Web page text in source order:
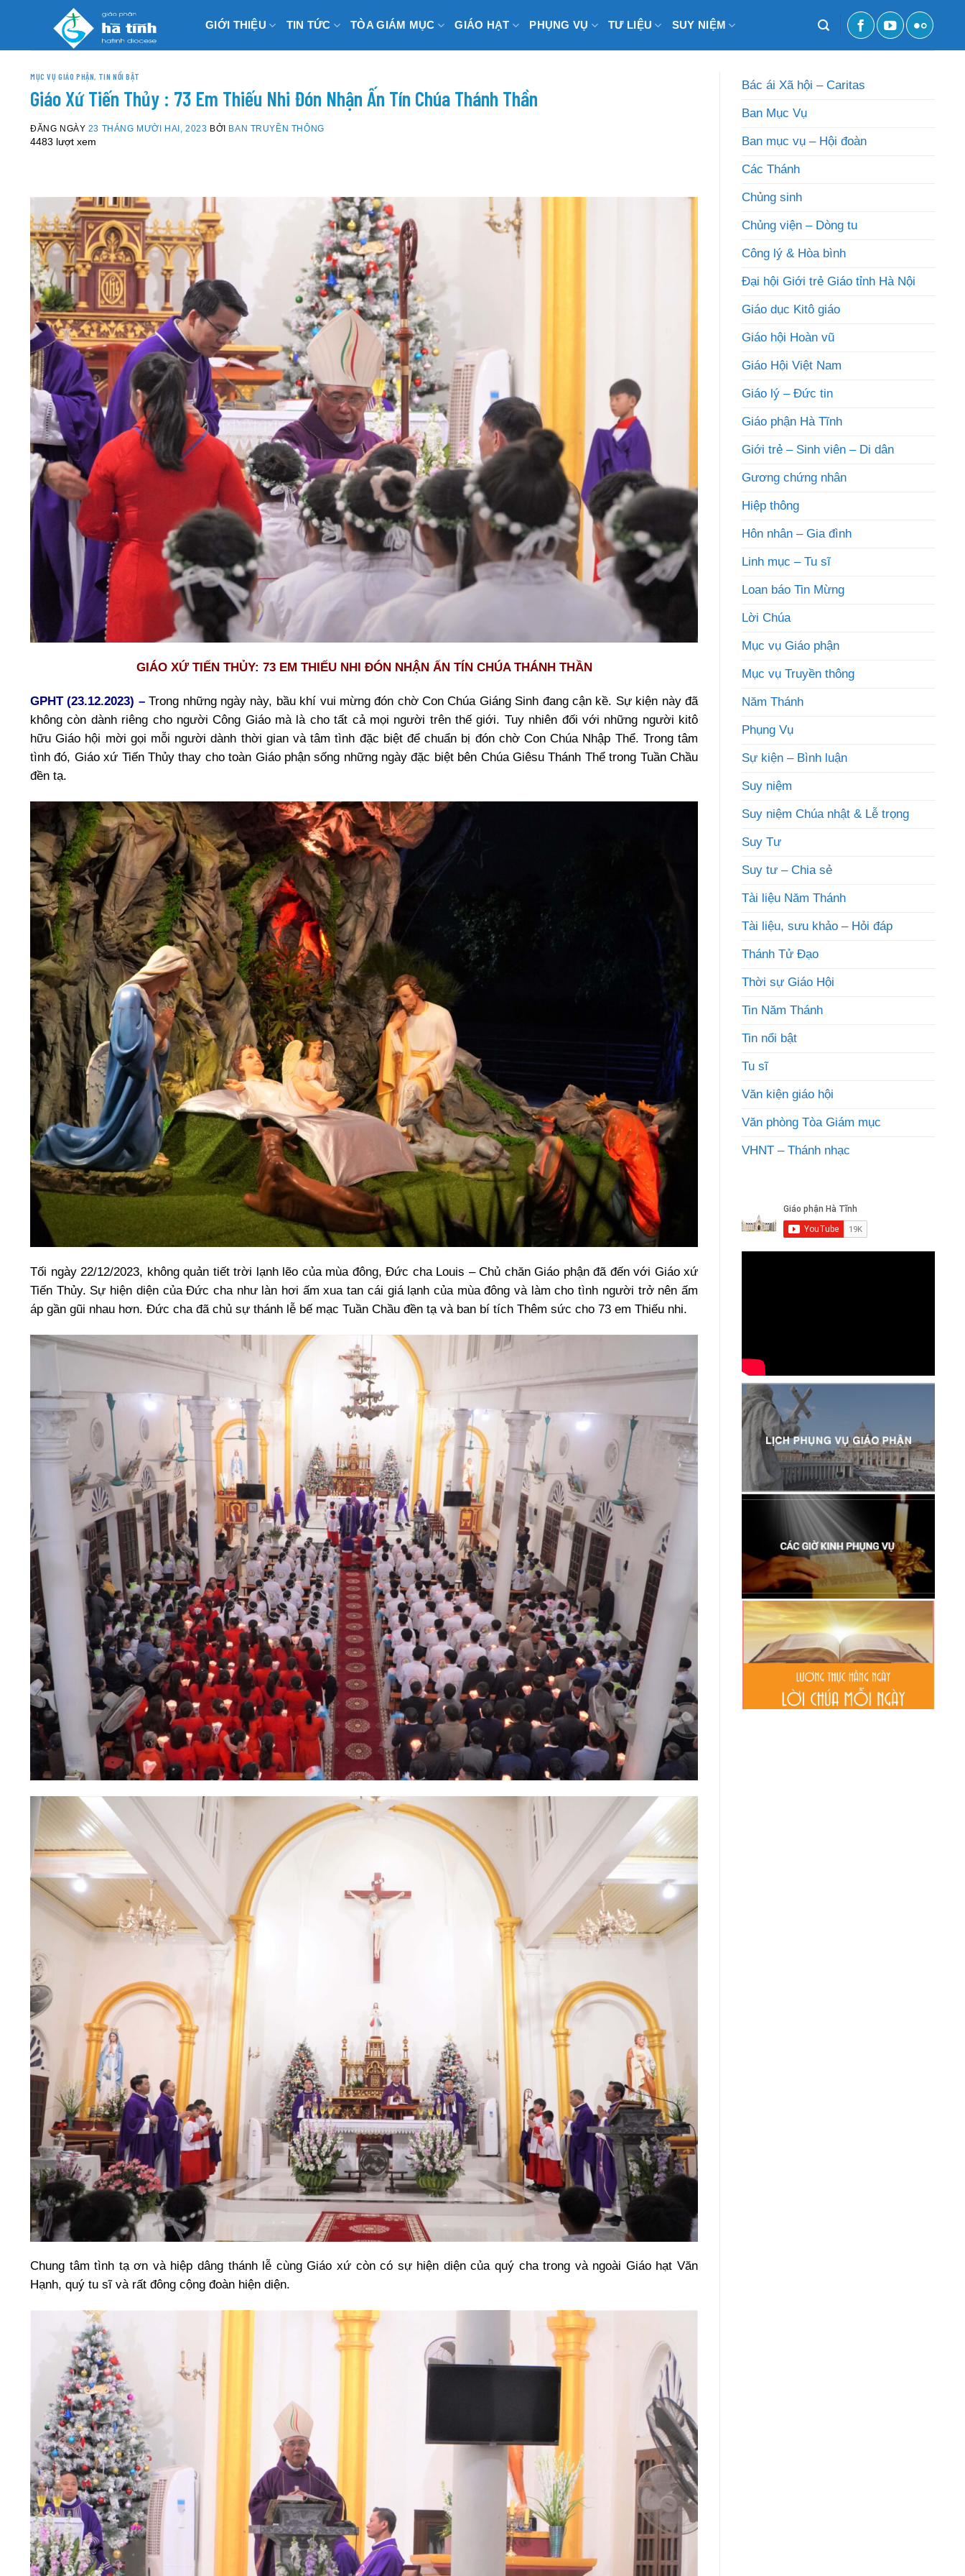
GIỚI THIỆU TIN TỨC TÒA GIÁM MỤC GIÁO HẠT PHỤNG VỤ TƯ LIỆU SUY NIỆM
MỤC VỤ GIÁO PHẬN, TIN NỔI BẬT
Giáo Xứ Tiến Thủy : 73 Em Thiếu Nhi Đón Nhận Ấn Tín Chúa Thánh Thần
ĐĂNG NGÀY 23 THÁNG MƯỜI HAI, 2023 BỞI BAN TRUYỀN THÔNG
4483 lượt xem
GIÁO XỨ TIẾN THỦY: 73 EM THIẾU NHI ĐÓN NHẬN ẤN TÍN CHÚA THÁNH THẦN
GPHT (23.12.2023) –Trong những ngày này, bầu khí vui mừng đón chờ Con Chúa Giáng Sinh đang cận kề. Sự kiện này đã
không còn dành riêng cho người Công Giáo mà là cho tất cả mọi người trên thế giới. Tuy nhiên đối với những người kitô
hữu Giáo hội mời gọi mỗi người dành thời gian và tâm tình đặc biệt để chuẩn bị đón chờ Con Chúa Nhập Thể. Trong tâm
tình đó, Giáo xứ Tiến Thủy thay cho toàn Giáo phận sống những ngày đặc biệt bên Chúa Giêsu Thánh Thể trong Tuần Chầu
đền tạ.
Tối ngày 22/12/2023, không quản tiết trời lạnh lẽo của mùa đông, Đức cha Louis – Chủ chăn Giáo phận đã đến với Giáo xứ
Tiến Thủy. Sự hiện diện của Đức cha như làn hơi ấm xua tan cái giá lạnh của mùa đông và làm cho tình người trở nên ấm
áp gần gũi nhau hơn. Đức cha đã chủ sự thánh lễ bế mạc Tuần Chầu đền tạ và ban bí tích Thêm sức cho 73 em Thiếu nhi.
Chung tâm tình tạ ơn và hiệp dâng thánh lễ cùng Giáo xứ còn có sự hiện diện của quý cha trong và ngoài Giáo hạt Văn
Hạnh, quý tu sĩ và rất đông cộng đoàn hiện diện.
Bác ái Xã hội – Caritas
Ban Mục Vụ
Ban mục vụ – Hội đoàn
Các Thánh
Chủng sinh
Chủng viện – Dòng tu
Công lý & Hòa bình
Đại hội Giới trẻ Giáo tỉnh Hà Nội
Giáo dục Kitô giáo
Giáo hội Hoàn vũ
Giáo Hội Việt Nam
Giáo lý – Đức tin
Giáo phận Hà Tĩnh
Giới trẻ – Sinh viên – Di dân
Gương chứng nhân
Hiệp thông
Hôn nhân – Gia đình
Linh mục – Tu sĩ
Loan báo Tin Mừng
Lời Chúa
Mục vụ Giáo phận
Mục vụ Truyền thông
Năm Thánh
Phụng Vụ
Sự kiện – Bình luận
Suy niệm
Suy niệm Chúa nhật & Lễ trọng
Suy Tư
Suy tư – Chia sẻ
Tài liệu Năm Thánh
Tài liệu, sưu khảo – Hỏi đáp
Thánh Tử Đạo
Thời sự Giáo Hội
Tin Năm Thánh
Tin nổi bật
Tu sĩ
Văn kiện giáo hội
Văn phòng Tòa Giám mục
VHNT – Thánh nhạc